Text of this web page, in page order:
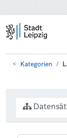
Kategorien